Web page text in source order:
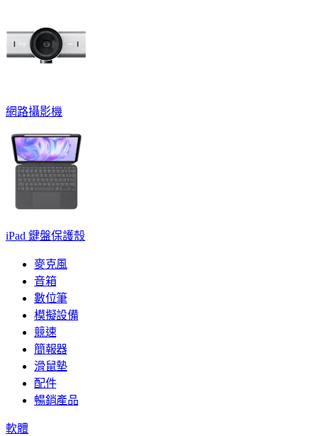
網路攝影機
iPad 鍵盤保護殼
麥克風
音箱
數位筆
模擬設備
競速
簡報器
滑鼠墊
配件
暢銷產品
軟體